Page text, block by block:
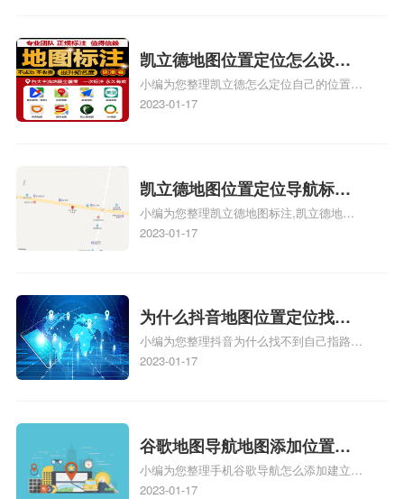
门指路人地图标注服务中心地址标注上地图
怎么弄相关地图标注知识，详情可查看下方
正文！
凯立德地图位置定位怎么设置
自己的指路人地图标注服务中
心名？凯立德地图位置定位怎
小编为您整理凯立德怎么定位自己的位置
啊、手机凯立德地图定位怎么设置往上走、
地图标注服务中心铺招牌相关地图标注知
识，详情可查看下方正文！
2023-01-17
凯立德地图位置定位导航标
注？凯立德地图位置定位,导航,
标注？
小编为您整理凯立德地图标注,凯立德地图
标注怎么做啊、凯立德地图标注,凯立德地
相关地图标注知识，详情可查看下方正文！
2023-01-17
为什么抖音地图位置定位找不
到了？抖音为什么找不到当前
定位了？
小编为您整理抖音为什么找不到自己指路人
地图标注服务中心铺的位置、地图位置更新
服务中心位置、抖音突然不显示定位了相关
地图标注知识，详情可查看下方正文！
2023-01-17
谷歌地图导航地图添加位置？
添加谷歌地图导航位置？
小编为您整理手机谷歌导航怎么添加建立多
人位置、如何在地图，谷歌地图添加公司位
2023-01-17